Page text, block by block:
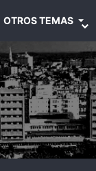
OTROS TEMAS